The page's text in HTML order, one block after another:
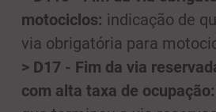
motociclos: indicação de
via obrigatória para
> D17 - Fim da via
com alta taxa de ocupação: